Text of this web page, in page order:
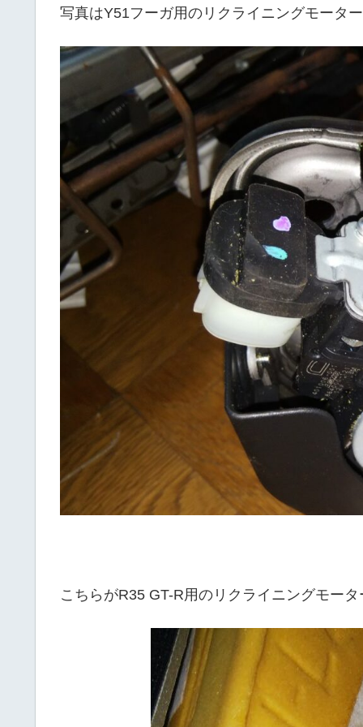
写真はY51フーガ用のリクライニングモータ
こちらがR35 GT-R用のリクライニングモータ